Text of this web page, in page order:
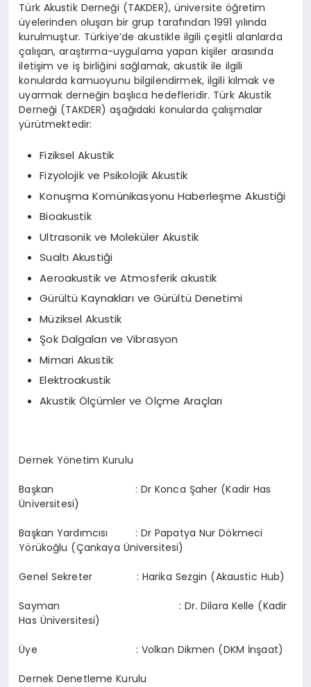
Türk Akustik Derneği (TAKDER), üniversite öğretim
üyelerinden oluşan bir grup tarafından 1991 yılında
kurulmuştur. Türkiye’de akustikle ilgili çeşitli alanlarda
çalışan, araştırma-uygulama yapan kişiler arasında
iletişim ve iş birliğini sağlamak, akustik ile ilgili
konularda kamuoyunu bilgilendirmek, ilgili kılmak ve
uyarmak derneğin başlıca hedefleridir. Türk Akustik
Derneği (TAKDER) aşağıdaki konularda çalışmalar
yürütmektedir:
Fiziksel Akustik
Fizyolojik ve Psikolojik Akustik
Konuşma Komünikasyonu Haberleşme Akustiği
Bioakustik
Ultrasonik ve Moleküler Akustik
Sualtı Akustiği
Aeroakustik ve Atmosferik akustik
Gürültü Kaynakları ve Gürültü Denetimi
Müziksel Akustik
Şok Dalgaları ve Vibrasyon
Mimari Akustik
Elektroakustik
Akustik Ölçümler ve Ölçme Araçları
Dernek Yönetim Kurulu
Başkan : Dr Konca Şaher (Kadir Has
Üniversitesi)
Başkan Yardımcısı : Dr Papatya Nur Dökmeci
Yörükoğlu (Çankaya Üniversitesi)
Genel Sekreter : Harika Sezgin (Akaustic Hub)
Sayman : Dr. Dilara Kelle (Kadir
Has Üniversitesi)
Üye : Volkan Dikmen (DKM İnşaat)
Dernek Denetleme Kurulu